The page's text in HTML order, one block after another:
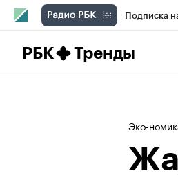
Подписка
РБК Тренды
Эко-